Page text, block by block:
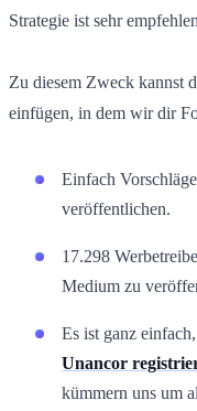
Strategie ist sehr
Zu diesem Zweck kannst
einfügen, in dem wir dir
Einfach
veröffentlichen.
17.298
Medium zu
Es ist ganz
Unancor
kümmern uns um